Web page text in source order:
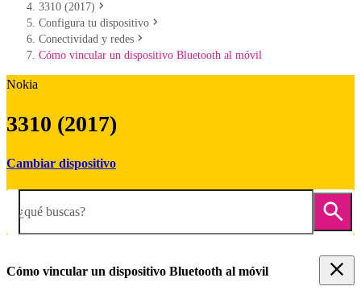
3310 (2017)
Configura tu dispositivo
Conectividad y redes
Cómo vincular un dispositivo Bluetooth al móvil
Nokia
3310 (2017)
Cambiar dispositivo
¿qué buscas?
Cómo vincular un dispositivo Bluetooth al móvil